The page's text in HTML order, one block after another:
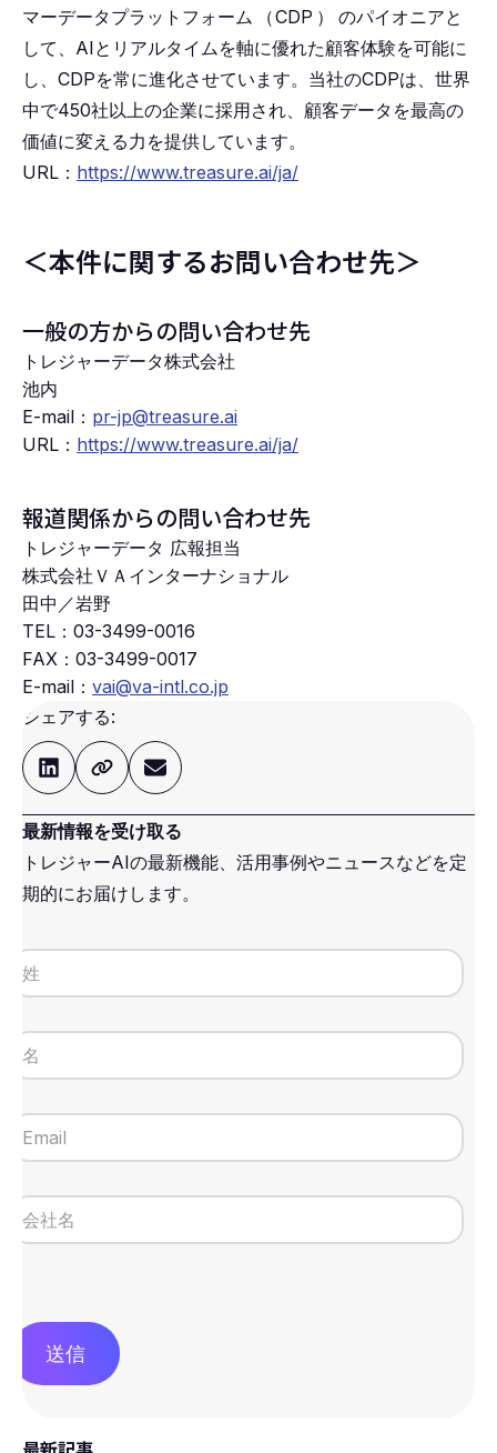
マーデータプラットフォーム
（CDP ） のパイオニアと
して、AIとリアルタイムを軸に優れた顧客体験を可能に
し、CDPを常に進化させています。当社のCDPは、世界
中で450社以上の企業に採用され、顧客データを最高の
価値に変える力を提供しています。
URL： https://www.treasure.ai/ja/
＜本件に関するお問い合わせ先＞
一般の方からの問い合わせ先
トレジャーデータ株式会社
池内
E-mail： pr-jp@treasure.ai
URL： https://www.treasure.ai/ja/
報道関係からの問い合わせ先
トレジャーデータ 広報担当
株式会社ＶＡインターナショナル
田中／岩野
TEL： 03-3499-0016
FAX： 03-3499-0017
E-mail： vai@va-intl.co.jp
シェアする:
最新情報を受け取る
トレジャーAIの最新機能、活用事例やニュースなどを定
期的にお届けします。
送信